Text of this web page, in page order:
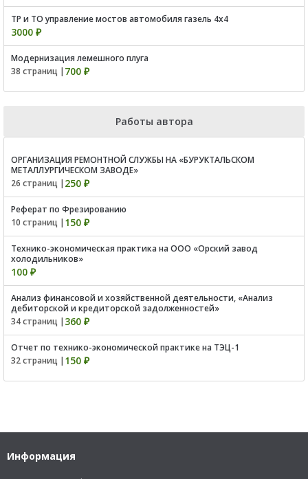
ТР и ТО управление мостов автомобиля газель 4х4
3000 ₽
Модернизация лемешного плуга
38 страниц | 700 ₽
Работы автора
ОРГАНИЗАЦИЯ РЕМОНТНОЙ СЛУЖБЫ НА «БУРУКТАЛЬСКОМ
МЕТАЛЛУРГИЧЕСКОМ ЗАВОДЕ»
26 страниц | 250 ₽
Реферат по Фрезированию
10 страниц | 150 ₽
Технико-экономическая практика на ООО «Орский завод
холодильников»
100 ₽
Анализ финансовой и хозяйственной деятельности, «Анализ
дебиторской и кредиторской задолженностей»
34 страниц | 360 ₽
Отчет по технико-экономической практике на ТЭЦ-1
32 страниц | 150 ₽
Информация